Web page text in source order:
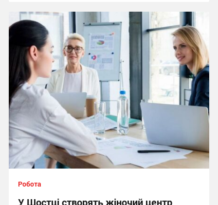
Робота
У Шостці створять жіночий центр